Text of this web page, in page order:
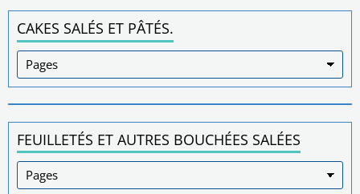
CAKES SALÉS ET PÂTÉS.
FEUILLETÉS ET AUTRES BOUCHÉES SALÉES